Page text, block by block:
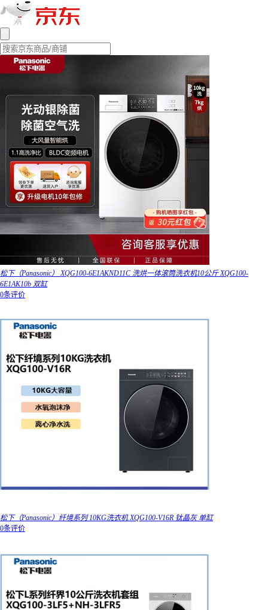
松下（Panasonic） XQG100-6E1AKND11C 洗烘一体滚筒洗衣机10公斤 XQG100-
6E1AK10b 双缸
0条评价
松下（Panasonic）纤境系列 10KG洗衣机 XQG100-V16R 钛晶灰 单缸
0条评价